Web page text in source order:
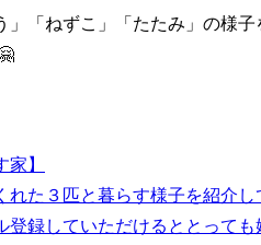
」「ねずこ」「たたみ」の様
】
れた３匹と暮らす様子を紹介
登録していただけるととって